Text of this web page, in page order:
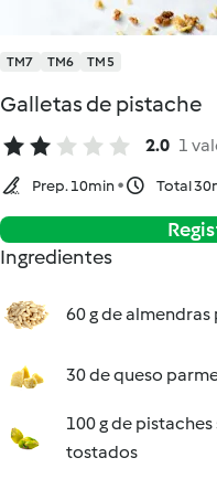
TM7 TM6 TM5
Galletas de pistache
2.0 1
Prep. 10min Total
Ingredientes
60 g de almendras
30 de queso
100 g de pistaches
tostados